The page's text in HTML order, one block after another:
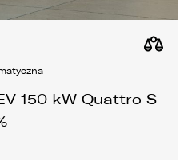
150 kW Quattro S